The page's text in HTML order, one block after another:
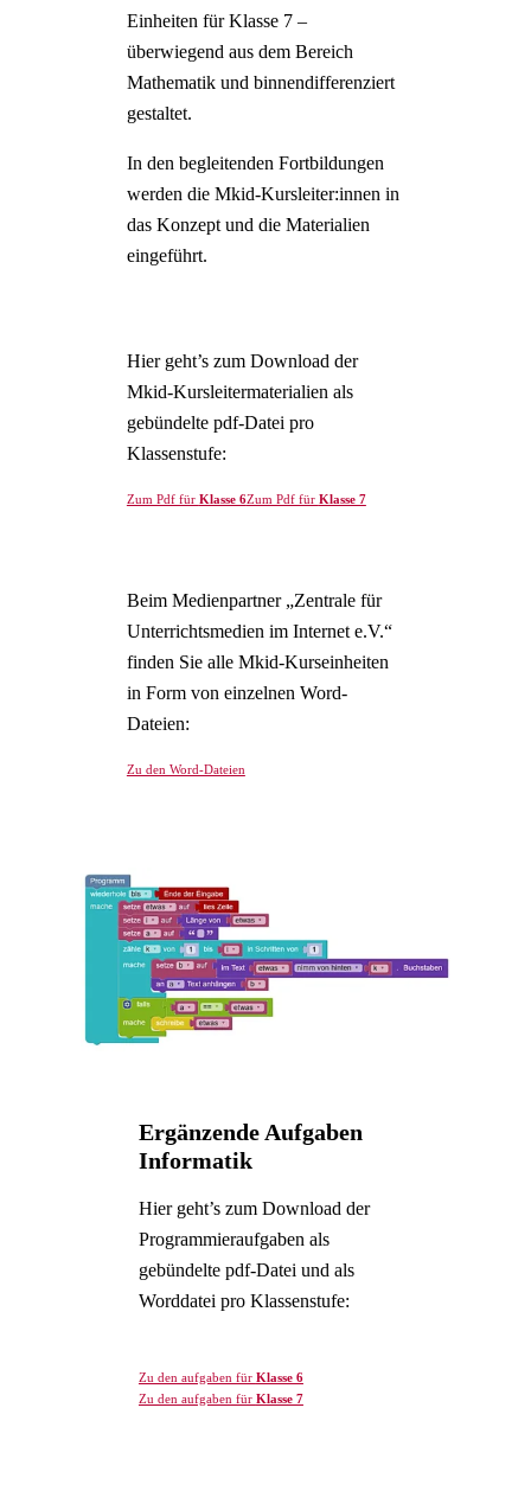
Einheiten für Klasse 7 –
überwiegend aus dem Bereich
Mathematik und binnendifferenziert
gestaltet.
In den begleitenden Fortbildungen
werden die Mkid-Kursleiter:innen in
das Konzept und die Materialien
eingeführt.
Hier geht’s zum Download der
Mkid-Kursleitermaterialien als
gebündelte pdf-Datei pro
Klassenstufe:
Zum Pdf für Klasse 6Zum Pdf für Klasse 7
Beim Medienpartner „Zentrale für
Unterrichtsmedien im Internet e.V.“
finden Sie alle Mkid-Kurseinheiten
in Form von einzelnen Word-
Dateien:
Zu den Word-Dateien
Ergänzende Aufgaben
Informatik
Hier geht’s zum Download der
Programmieraufgaben als
gebündelte pdf-Datei und als
Worddatei pro Klassenstufe:
Zu den aufgaben für Klasse 6
Zu den aufgaben für Klasse 7